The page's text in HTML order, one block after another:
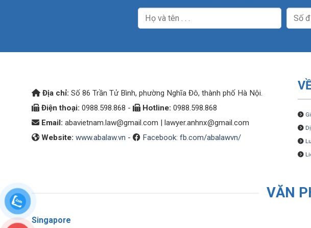
Địa chỉ: Số 86 Trần Tử Bình, phường Nghĩa Đô, thành phố Hà Nội.
Điện thoại: 0988.598.868 - Hotline: 0988.598.868
Email: abavietnam.law@gmail.com | lawyer.anhnx@gmail.com
Website: www.abalaw.vn - Facebook: fb.com/abalawvn/
VĂN
Singapore